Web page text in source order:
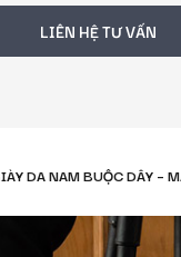
LIÊN HỆ TƯ VẤN
DA NAM BUỘC DÂY –